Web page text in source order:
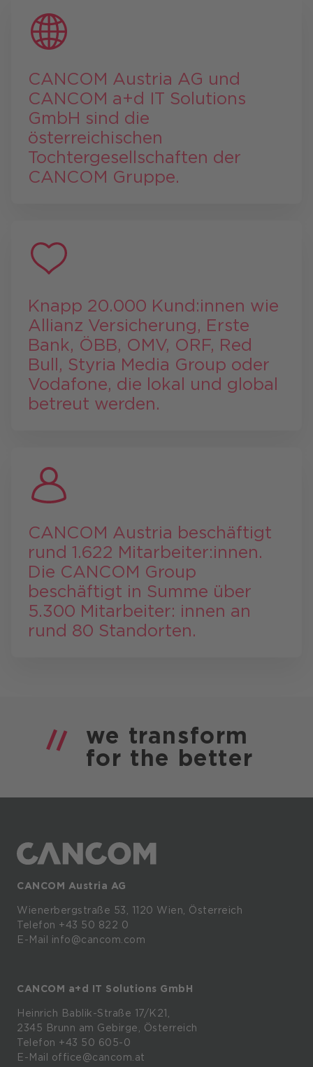
CANCOM Austria AG und
CANCOM a+d IT Solutions
GmbH sind die
österreichischen
Tochtergesellschaften der
CANCOM Gruppe.
Knapp 20.000 Kund:innen wie
Allianz Versicherung, Erste
Bank, ÖBB, OMV, ORF, Red
Bull, Styria Media Group oder
Vodafone, die lokal und global
betreut werden.
CANCOM Austria beschäftigt
rund 1.622 Mitarbeiter:innen.
Die CANCOM Group
beschäftigt in Summe über
5.300 Mitarbeiter: innen an
rund 80 Standorten.
we transform
for the better
CANCOM Austria AG
Wienerbergstraße 53, 1120 Wien, Österreich
Telefon +43 50 822 0
E-Mail info@cancom.com
CANCOM a+d IT Solutions GmbH
Heinrich Bablik-Straße 17/K21,
2345 Brunn am Gebirge, Österreich
Telefon +43 50 605-0
E-Mail office@cancom.at